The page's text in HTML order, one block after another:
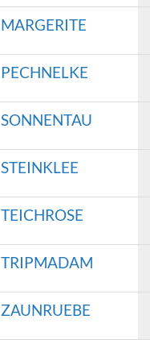
MARGERITE
PECHNELKE
SONNENTAU
STEINKLEE
TEICHROSE
TRIPMADAM
ZAUNRUEBE